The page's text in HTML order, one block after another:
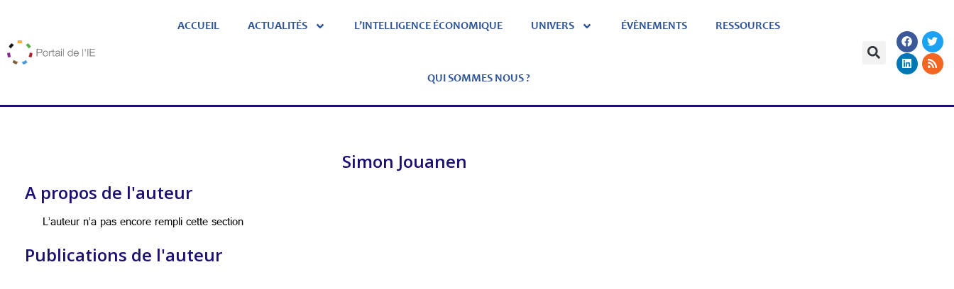
ACCUEIL ACTUALITÉS L’INTELLIGENCE ÉCONOMIQUE UNIVERS ÉVÈNEMENTS RESSOURCES
QUI SOMMES NOUS ?
Simon Jouanen
A propos de l'auteur
L’auteur n’a pas encore rempli cette section
Publications de l'auteur